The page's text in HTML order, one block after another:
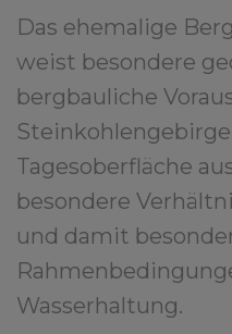
Das ehemalige
weist besondere
bergbauliche
Tagesoberfläche
besondere
und damit
Wasserhaltung.